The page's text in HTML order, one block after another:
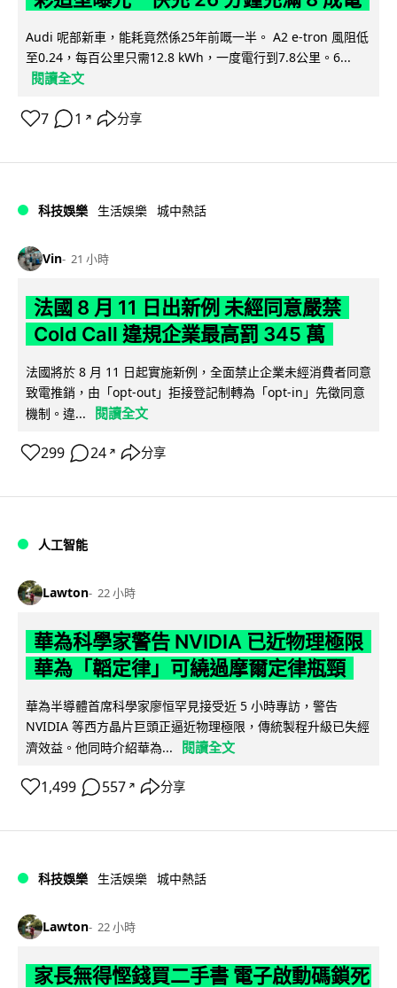
Audi 呢部新車，能耗竟然係25年前嘅一半。 A2 e-tron 風阻低
至0.24，每百公里只需12.8 kWh，一度電行到7.8公里。6...
閱讀全文
7 1 ↗ 分享
科技娛樂 生活娛樂 城中熱話
Vin 21 小時
法國 8 月 11 日出新例 未經同意嚴禁
Cold Call 違規企業最高罰 345 萬
法國將於 8 月 11 日起實施新例，全面禁止企業未經消費者同意
致電推銷，由「opt-out」拒接登記制轉為「opt-in」先徵同意
機制。違...
閱讀全文
299 24 ↗ 分享
人工智能
Lawton 22 小時
華為科學家警告 NVIDIA 已近物理極限
華為「韜定律」可繞過摩爾定律瓶頸
華為半導體首席科學家廖恒罕見接受近 5 小時專訪，警告
NVIDIA 等西方晶片巨頭正逼近物理極限，傳統製程升級已失經
濟效益。他同時介紹華為...
閱讀全文
1,499 557 ↗ 分享
科技娛樂 生活娛樂 城中熱話
Lawton 22 小時
家長無得慳錢買二手書 電子啟動碼鎖死